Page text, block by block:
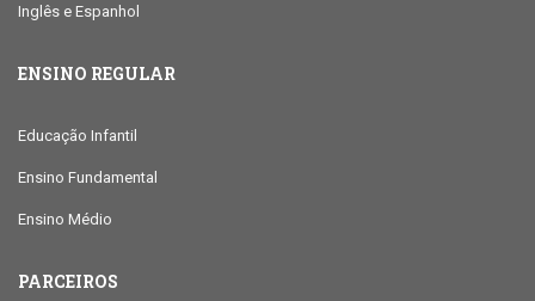
Inglês e Espanhol
ENSINO REGULAR
Educação Infantil
Ensino Fundamental
Ensino Médio
PARCEIROS